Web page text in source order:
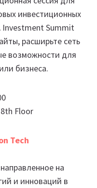
инвестиционных
Investment Summit
расширьте сеть
возможности для
бизнеса.
Floor
Tech
на
и инноваций в